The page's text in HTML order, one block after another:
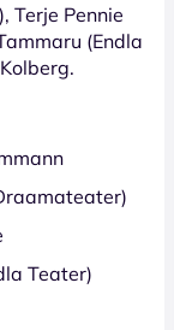
Terje Pennie
(Endla
Teater)